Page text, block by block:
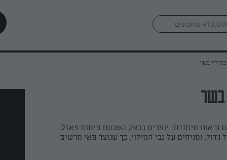
בשר
בשר
נראות מיוחדת: יוצרים בבצק הטבעת פיסות פאזל,
ומניחים על גבי המילוי, כך שנוצר פאי מרשים